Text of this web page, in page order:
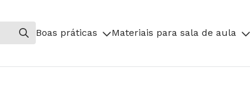
Boas práticas Materiais para sala de aula